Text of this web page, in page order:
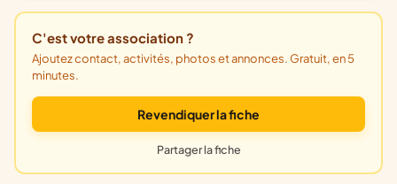
C'est votre association ?
Ajoutez contact, activités, photos et annonces. Gratuit, en 5
minutes.
Revendiquer la fiche
Partager la fiche